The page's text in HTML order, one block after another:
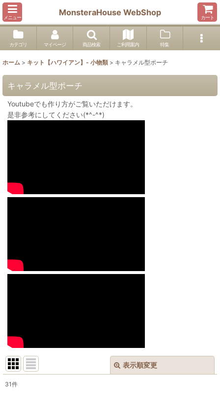
メニュー
MonsteraHouse WebShop
カート
カテゴリ マイページ 商品検索 ご利用案内 特集
ホーム > キット【ハワイアン】- 小物類 > キャラメル型ポーチ
キャラメル型ポーチ
Youtubeでも作り方がご覧いただけます。
是非参考にしてください(*^-^*)
表示順変更
31件